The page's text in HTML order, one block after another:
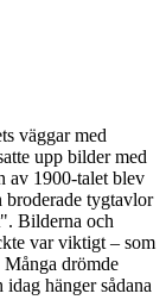
väggar med
upp bilder med
av 1900-talet blev
tygtavlor
Bilderna och
var viktigt – som
Många drömde
hänger sådana